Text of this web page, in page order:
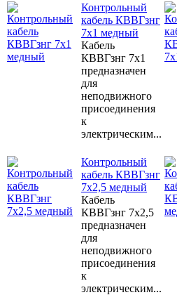
Контрольный
кабель КВВГзнг
7х1 медный
Кабель
КВВГзнг 7х1
предназначен
для
неподвижного
присоединения
к
электрическим...
Контрольный
кабель КВВГзнг
7х2,5 медный
Кабель
КВВГзнг 7х2,5
предназначен
для
неподвижного
присоединения
к
электрическим...